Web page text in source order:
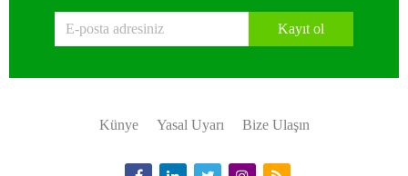
Kayıt ol
Künye Yasal Uyarı Bize Ulaşın